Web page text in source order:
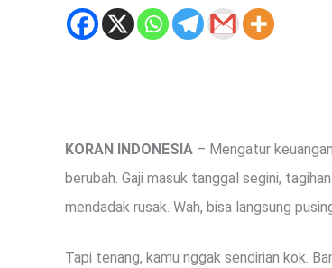
KORAN INDONESIA – Mengatur
berubah. Gaji masuk tanggal segini,
mendadak rusak. Wah, bisa langsung
Tapi tenang, kamu nggak sendirian kok.